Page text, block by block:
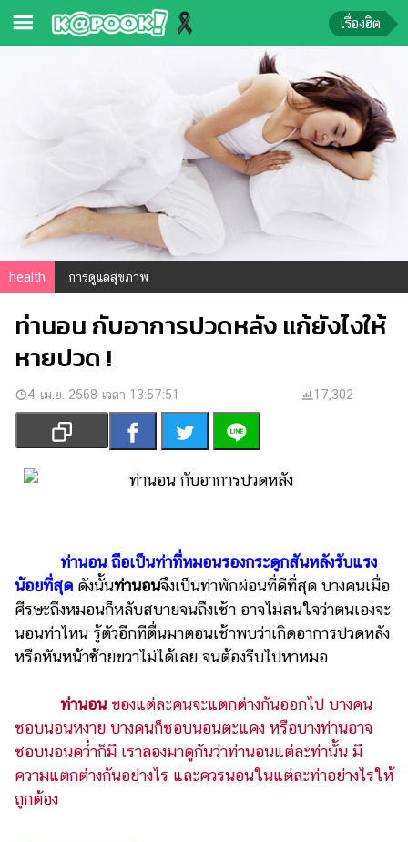
ข่าว
บันเทิง
ตรวจ
หวย
ผล
บอล
สด
การ
เงิน
การ
ศึกษา
รูปภาพ
ดู
หนัง
Music
Station
ละคร
บันเทิง
เกาหลี
ไลฟ์
เรื่องฮิต
health การดูแลสุขภาพ
ท่านอน กับอาการปวดหลัง แก้ยังไงให้
หายปวด !
4 เม.ย. 2568 เวลา 13:57:51 17,302
ท่านอน ถือเป็นท่าที่หมอนรองกระดูกสันหลังรับแรง
น้อยที่สุด ดังนั้นท่านอนจึงเป็นท่าพักผ่อนที่ดีที่สุด บางคนเมื่อ
ศีรษะถึงหมอนก็หลับสบายจนถึงเช้า อาจไม่สนใจว่าตนเองจะ
นอนท่าไหน รู้ตัวอีกทีตื่นมาตอนเช้าพบว่าเกิดอาการปวดหลัง
หรือหันหน้าซ้ายขวาไม่ได้เลย จนต้องรีบไปหาหมอ
ท่านอน ของแต่ละคนจะแตกต่างกันออกไป บางคน
ชอบนอนหงาย บางคนก็ชอบนอนตะแคง หรือบางท่านอาจ
ชอบนอนคว่ำก็มี เราลองมาดูกันว่าท่านอนแต่ละท่านั้น มี
ความแตกต่างกันอย่างไร และควรนอนในแต่ละท่าอย่างไรให้
ถูกต้อง